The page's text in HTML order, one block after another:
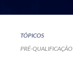
TÓPICOS
PRÉ-QUALIFICAÇÃO